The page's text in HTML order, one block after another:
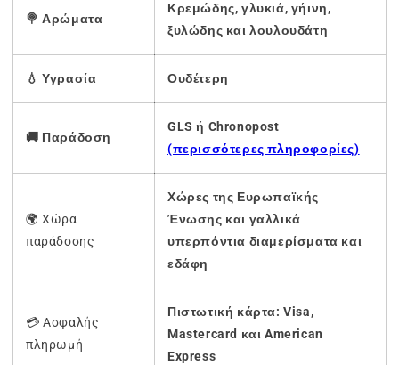
🍭 Αρώματα
Κρεμώδης, γλυκιά, γήινη,
ξυλώδης και λουλουδάτη
💧 Υγρασία Ουδέτερη
🚚 Παράδοση
GLS ή Chronopost
(περισσότερες πληροφορίες)
🌍 Χώρα
παράδοσης
Χώρες της Ευρωπαϊκής
Ένωσης και γαλλικά
υπερπόντια διαμερίσματα και
εδάφη
💳 Ασφαλής
πληρωμή
Πιστωτική κάρτα: Visa,
Mastercard και American
Express